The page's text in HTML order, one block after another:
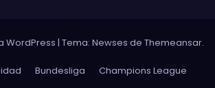
WordPress | Tema: Newses de Themeansar.
Bundesliga Champions League